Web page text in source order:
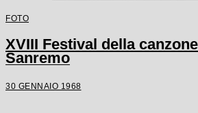
FOTO
XVIII Festival della
Sanremo
30 GENNAIO 1968